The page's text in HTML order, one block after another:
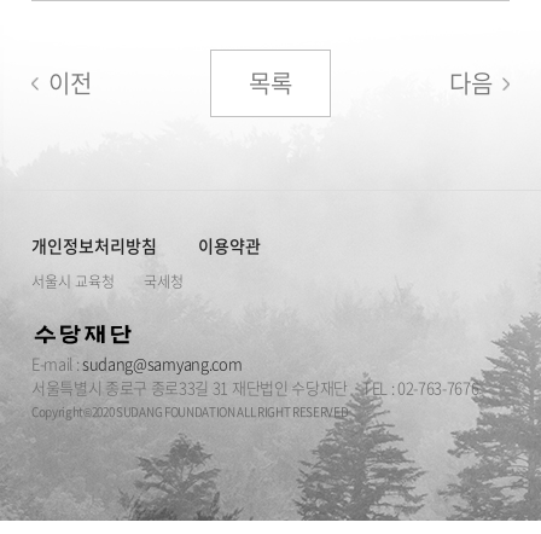
이전 목록 다음
개인정보처리방침 이용약관
서울시 교육청 국세청
E-mail :sudang@samyang.com
서울특별시 종로구 종로33길 31 재단법인 수당재단
TEL : 02-763-7676
Copyright©2020 SUDANG FOUNDATION ALL RIGHT RESERVED